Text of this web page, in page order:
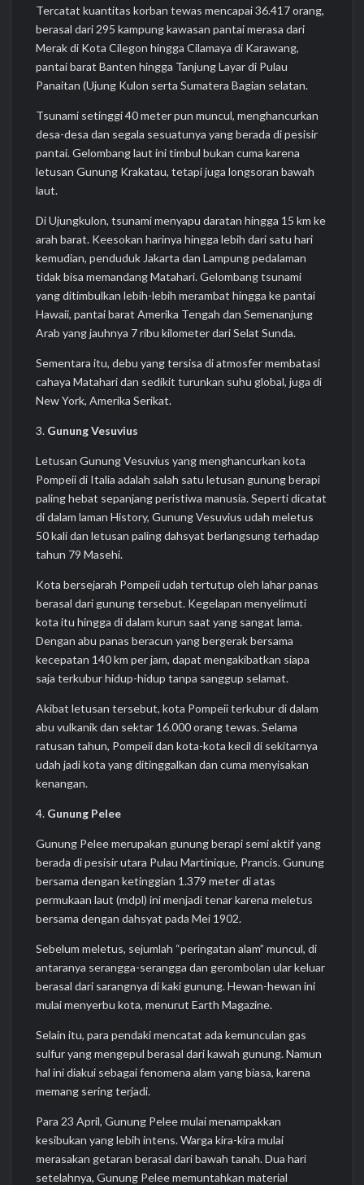
Tercatat kuantitas korban tewas mencapai 36.417 orang,
berasal dari 295 kampung kawasan pantai merasa dari
Merak di Kota Cilegon hingga Cilamaya di Karawang,
pantai barat Banten hingga Tanjung Layar di Pulau
Panaitan (Ujung Kulon serta Sumatera Bagian selatan.
Tsunami setinggi 40 meter pun muncul, menghancurkan
desa-desa dan segala sesuatunya yang berada di pesisir
pantai. Gelombang laut ini timbul bukan cuma karena
letusan Gunung Krakatau, tetapi juga longsoran bawah
laut.
Di Ujungkulon, tsunami menyapu daratan hingga 15 km ke
arah barat. Keesokan harinya hingga lebih dari satu hari
kemudian, penduduk Jakarta dan Lampung pedalaman
tidak bisa memandang Matahari. Gelombang tsunami
yang ditimbulkan lebih-lebih merambat hingga ke pantai
Hawaii, pantai barat Amerika Tengah dan Semenanjung
Arab yang jauhnya 7 ribu kilometer dari Selat Sunda.
Sementara itu, debu yang tersisa di atmosfer membatasi
cahaya Matahari dan sedikit turunkan suhu global, juga di
New York, Amerika Serikat.
3. Gunung Vesuvius
Letusan Gunung Vesuvius yang menghancurkan kota
Pompeii di Italia adalah salah satu letusan gunung berapi
paling hebat sepanjang peristiwa manusia. Seperti dicatat
di dalam laman History, Gunung Vesuvius udah meletus
50 kali dan letusan paling dahsyat berlangsung terhadap
tahun 79 Masehi.
Kota bersejarah Pompeii udah tertutup oleh lahar panas
berasal dari gunung tersebut. Kegelapan menyelimuti
kota itu hingga di dalam kurun saat yang sangat lama.
Dengan abu panas beracun yang bergerak bersama
kecepatan 140 km per jam, dapat mengakibatkan siapa
saja terkubur hidup-hidup tanpa sanggup selamat.
Akibat letusan tersebut, kota Pompeii terkubur di dalam
abu vulkanik dan sektar 16.000 orang tewas. Selama
ratusan tahun, Pompeii dan kota-kota kecil di sekitarnya
udah jadi kota yang ditinggalkan dan cuma menyisakan
kenangan.
4. Gunung Pelee
Gunung Pelee merupakan gunung berapi semi aktif yang
berada di pesisir utara Pulau Martinique, Prancis. Gunung
bersama dengan ketinggian 1.379 meter di atas
permukaan laut (mdpl) ini menjadi tenar karena meletus
bersama dengan dahsyat pada Mei 1902.
Sebelum meletus, sejumlah “peringatan alam” muncul, di
antaranya serangga-serangga dan gerombolan ular keluar
berasal dari sarangnya di kaki gunung. Hewan-hewan ini
mulai menyerbu kota, menurut Earth Magazine.
Selain itu, para pendaki mencatat ada kemunculan gas
sulfur yang mengepul berasal dari kawah gunung. Namun
hal ini diakui sebagai fenomena alam yang biasa, karena
memang sering terjadi.
Para 23 April, Gunung Pelee mulai menampakkan
kesibukan yang lebih intens. Warga kira-kira mulai
merasakan getaran berasal dari bawah tanah. Dua hari
setelahnya, Gunung Pelee memuntahkan material